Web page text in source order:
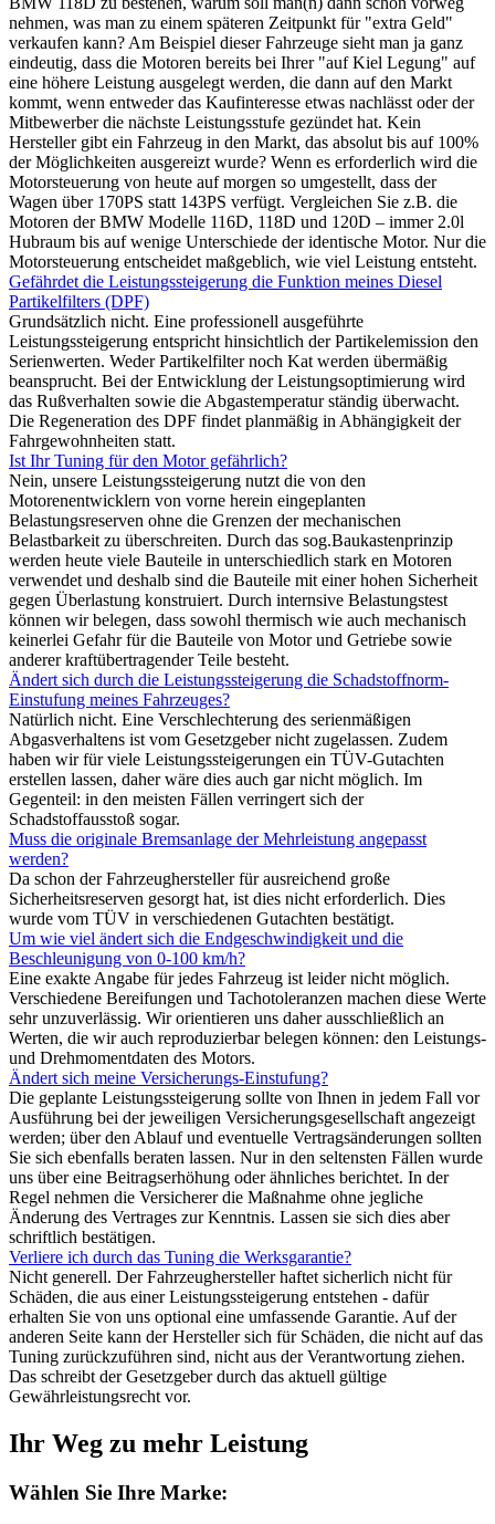
nehmen, was man zu einem späteren Zeitpunkt für "extra Geld"
verkaufen kann? Am Beispiel dieser Fahrzeuge sieht man ja ganz
eindeutig, dass die Motoren bereits bei Ihrer "auf Kiel Legung" auf
eine höhere Leistung ausgelegt werden, die dann auf den Markt
kommt, wenn entweder das Kaufinteresse etwas nachlässt oder der
Mitbewerber die nächste Leistungsstufe gezündet hat. Kein
Hersteller gibt ein Fahrzeug in den Markt, das absolut bis auf 100%
der Möglichkeiten ausgereizt wurde? Wenn es erforderlich wird die
Motorsteuerung von heute auf morgen so umgestellt, dass der
Wagen über 170PS statt 143PS verfügt. Vergleichen Sie z.B. die
Motoren der BMW Modelle 116D, 118D und 120D – immer 2.0l
Hubraum bis auf wenige Unterschiede der identische Motor. Nur die
Motorsteuerung entscheidet maßgeblich, wie viel Leistung entsteht.
Gefährdet die Leistungssteigerung die Funktion meines Diesel
Partikelfilters (DPF)
Grundsätzlich nicht. Eine professionell ausgeführte
Leistungssteigerung entspricht hinsichtlich der Partikelemission den
Serienwerten. Weder Partikelfilter noch Kat werden übermäßig
beansprucht. Bei der Entwicklung der Leistungsoptimierung wird
das Rußverhalten sowie die Abgastemperatur ständig überwacht.
Die Regeneration des DPF findet planmäßig in Abhängigkeit der
Fahrgewohnheiten statt.
Ist Ihr Tuning für den Motor gefährlich?
Nein, unsere Leistungssteigerung nutzt die von den
Motorenentwicklern von vorne herein eingeplanten
Belastungsreserven ohne die Grenzen der mechanischen
Belastbarkeit zu überschreiten. Durch das sog.Baukastenprinzip
werden heute viele Bauteile in unterschiedlich stark en Motoren
verwendet und deshalb sind die Bauteile mit einer hohen Sicherheit
gegen Überlastung konstruiert. Durch internsive Belastungstest
können wir belegen, dass sowohl thermisch wie auch mechanisch
keinerlei Gefahr für die Bauteile von Motor und Getriebe sowie
anderer kraftübertragender Teile besteht.
Ändert sich durch die Leistungssteigerung die Schadstoffnorm-
Einstufung meines Fahrzeuges?
Natürlich nicht. Eine Verschlechterung des serienmäßigen
Abgasverhaltens ist vom Gesetzgeber nicht zugelassen. Zudem
haben wir für viele Leistungssteigerungen ein TÜV-Gutachten
erstellen lassen, daher wäre dies auch gar nicht möglich. Im
Gegenteil: in den meisten Fällen verringert sich der
Schadstoffausstoß sogar.
Muss die originale Bremsanlage der Mehrleistung angepasst
werden?
Da schon der Fahrzeughersteller für ausreichend große
Sicherheitsreserven gesorgt hat, ist dies nicht erforderlich. Dies
wurde vom TÜV in verschiedenen Gutachten bestätigt.
Um wie viel ändert sich die Endgeschwindigkeit und die
Beschleunigung von 0-100 km/h?
Eine exakte Angabe für jedes Fahrzeug ist leider nicht möglich.
Verschiedene Bereifungen und Tachotoleranzen machen diese Werte
sehr unzuverlässig. Wir orientieren uns daher ausschließlich an
Werten, die wir auch reproduzierbar belegen können: den Leistungs-
und Drehmomentdaten des Motors.
Ändert sich meine Versicherungs-Einstufung?
Die geplante Leistungssteigerung sollte von Ihnen in jedem Fall vor
Ausführung bei der jeweiligen Versicherungsgesellschaft angezeigt
werden; über den Ablauf und eventuelle Vertragsänderungen sollten
Sie sich ebenfalls beraten lassen. Nur in den seltensten Fällen wurde
uns über eine Beitragserhöhung oder ähnliches berichtet. In der
Regel nehmen die Versicherer die Maßnahme ohne jegliche
Änderung des Vertrages zur Kenntnis. Lassen sie sich dies aber
schriftlich bestätigen.
Verliere ich durch das Tuning die Werksgarantie?
Nicht generell. Der Fahrzeughersteller haftet sicherlich nicht für
Schäden, die aus einer Leistungssteigerung entstehen - dafür
erhalten Sie von uns optional eine umfassende Garantie. Auf der
anderen Seite kann der Hersteller sich für Schäden, die nicht auf das
Tuning zurückzuführen sind, nicht aus der Verantwortung ziehen.
Das schreibt der Gesetzgeber durch das aktuell gültige
Gewährleistungsrecht vor.
Ihr Weg zu mehr Leistung
Wählen Sie Ihre Marke: